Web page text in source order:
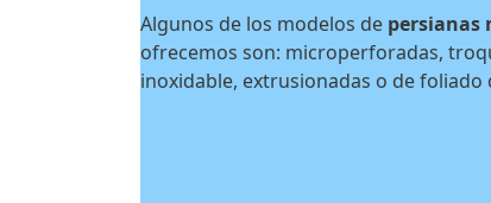
Algunos de los modelos de persianas
ofrecemos son: microperforadas,
inoxidable, extrusionadas o de foliado